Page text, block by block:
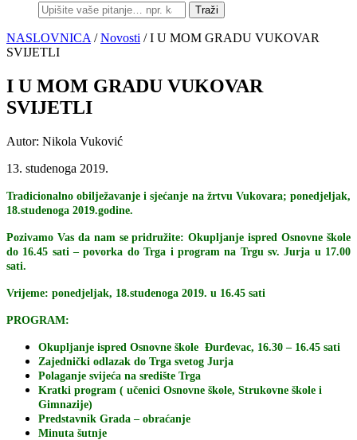
Traži
NASLOVNICA /Novosti / I U MOM GRADU VUKOVAR
SVIJETLI
I U MOM GRADU VUKOVAR
SVIJETLI
Autor: Nikola Vuković
13. studenoga 2019.
Tradicionalno obilježavanje i sjećanje na žrtvu Vukovara; ponedjeljak,
18.studenoga 2019.godine.
Pozivamo Vas da nam se pridružite: Okupljanje ispred Osnovne škole
do 16.45 sati – povorka do Trga i program na Trgu sv. Jurja u 17.00
sati.
Vrijeme: ponedjeljak, 18.studenoga 2019. u 16.45 sati
PROGRAM:
Okupljanje ispred Osnovne škole Đurđevac, 16.30 – 16.45 sati
Zajednički odlazak do Trga svetog Jurja
Polaganje svijeća na središte Trga
Kratki program ( učenici Osnovne škole, Strukovne škole i
Gimnazije)
Predstavnik Grada – obraćanje
Minuta šutnje